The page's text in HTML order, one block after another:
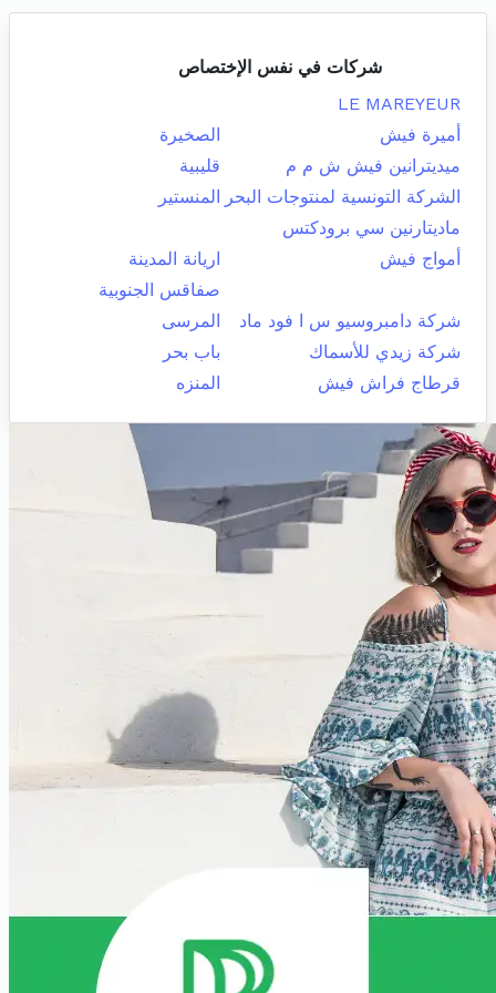
شركات في نفس الإختصاص
LE MAREYEUR
أميرة فيش
الصخيرة
ميديترانين فيش ش م م
قليبية
الشركة التونسية لمنتوجات البحر
المنستير
ماديتارنين سي برودكتس
أمواج فيش
اريانة المدينة
صفاقس الجنوبية
شركة دامبروسيو س ا فود ماد
المرسى
شركة زيدي للأسماك
باب بحر
قرطاج فراش فيش
المنزه